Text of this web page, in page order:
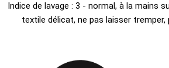
Indice de lavage : 3 - normal, à la mains
textile délicat, ne pas laisser tremper,